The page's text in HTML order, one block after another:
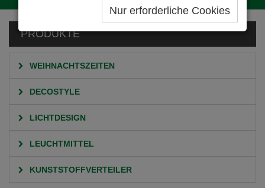
Nur erforderliche Cookies
PRODUKTE
WEIHNACHTSZEITEN
DECOSTYLE
LICHTDESIGN
LEUCHTMITTEL
KUNSTSTOFFVERTEILER